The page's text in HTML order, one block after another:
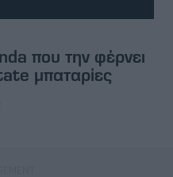
που την φέρνει
μπαταρίες